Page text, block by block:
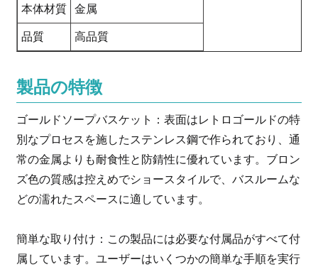
本体材質 金属
品質 高品質
製品の特徴
ゴールドソープバスケット：表面はレトロゴールドの特
別なプロセスを施したステンレス鋼で作られており、通
常の金属よりも耐食性と防錆性に優れています。ブロン
ズ色の質感は控えめでショースタイルで、バスルームな
どの濡れたスペースに適しています。
簡単な取り付け：この製品には必要な付属品がすべて付
属しています。ユーザーはいくつかの簡単な手順を実行